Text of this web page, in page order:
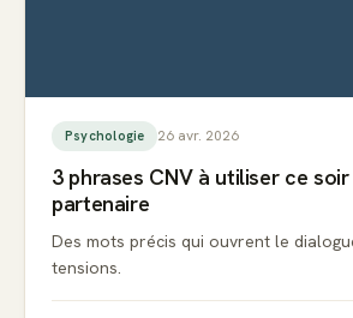
Psychologie 26 avr. 2026
3 phrases CNV à utiliser ce
partenaire
Des mots précis qui ouvrent le
tensions.